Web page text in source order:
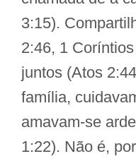
3:15).
2:46, 1
juntos (Atos
família,
amavam-se
1:22). Não é,